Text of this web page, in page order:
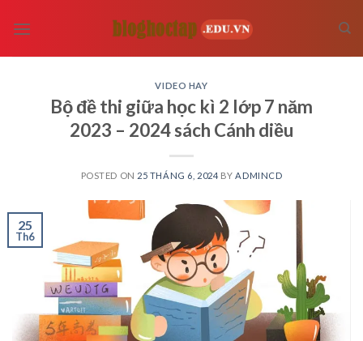
VIDEO HAY
Bộ đề thi giữa học kì 2 lớp 7 năm
2023 – 2024 sách Cánh diều
POSTED ON 25 THÁNG 6, 2024 BY ADMINCD
25
Th6